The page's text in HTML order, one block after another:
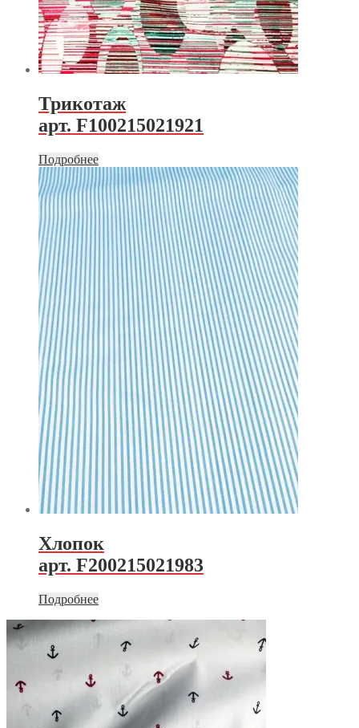
Трикотаж
арт. F100215021921
Подробнее
Хлопок
арт. F200215021983
Подробнее